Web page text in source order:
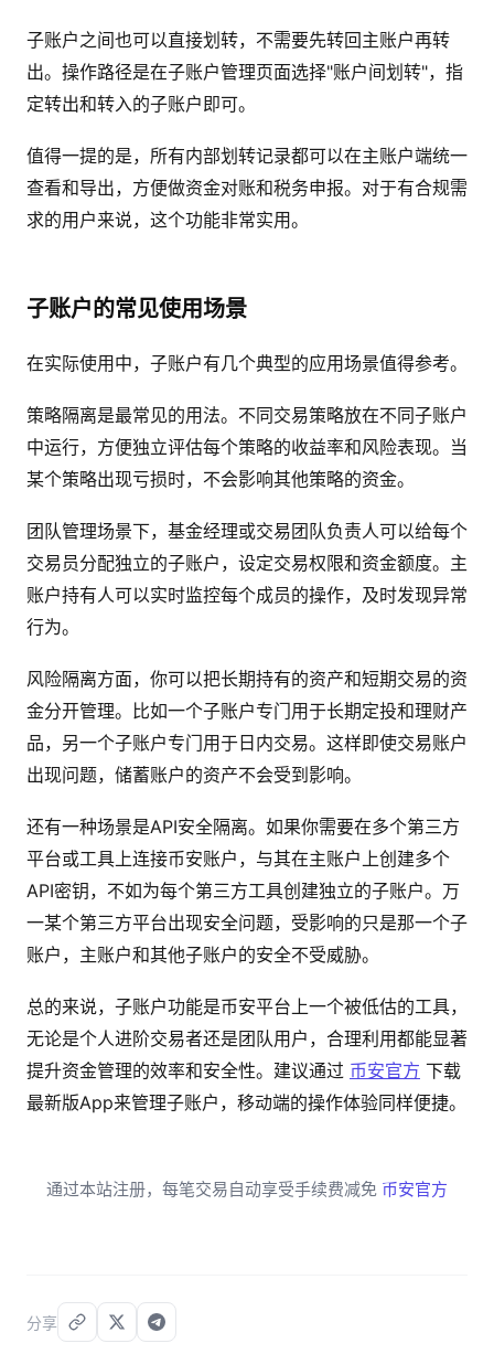
子账户之间也可以直接划转，不需要先转回主账户再转
出。操作路径是在子账户管理页面选择"账户间划转"，指
定转出和转入的子账户即可。
值得一提的是，所有内部划转记录都可以在主账户端统一
查看和导出，方便做资金对账和税务申报。对于有合规需
求的用户来说，这个功能非常实用。
子账户的常见使用场景
在实际使用中，子账户有几个典型的应用场景值得参考。
策略隔离是最常见的用法。不同交易策略放在不同子账户
中运行，方便独立评估每个策略的收益率和风险表现。当
某个策略出现亏损时，不会影响其他策略的资金。
团队管理场景下，基金经理或交易团队负责人可以给每个
交易员分配独立的子账户，设定交易权限和资金额度。主
账户持有人可以实时监控每个成员的操作，及时发现异常
行为。
风险隔离方面，你可以把长期持有的资产和短期交易的资
金分开管理。比如一个子账户专门用于长期定投和理财产
品，另一个子账户专门用于日内交易。这样即使交易账户
出现问题，储蓄账户的资产不会受到影响。
还有一种场景是API安全隔离。如果你需要在多个第三方
平台或工具上连接币安账户，与其在主账户上创建多个
API密钥，不如为每个第三方工具创建独立的子账户。万
一某个第三方平台出现安全问题，受影响的只是那一个子
账户，主账户和其他子账户的安全不受威胁。
总的来说，子账户功能是币安平台上一个被低估的工具，
无论是个人进阶交易者还是团队用户，合理利用都能显著
提升资金管理的效率和安全性。建议通过 币安官方 下载
最新版App来管理子账户，移动端的操作体验同样便捷。
通过本站注册，每笔交易自动享受手续费减免 币安官方
分享